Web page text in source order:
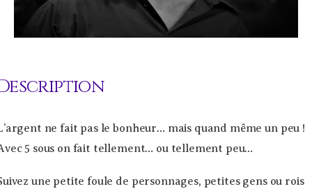
ne fait pas le bonheur… mais quand même un peu !
5 sous on fait tellement… ou tellement peu…
une petite foule de personnages, petites gens ou rois